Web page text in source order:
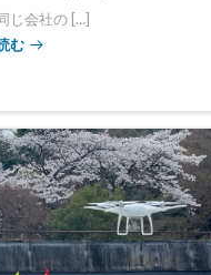
じ会社の […]
む